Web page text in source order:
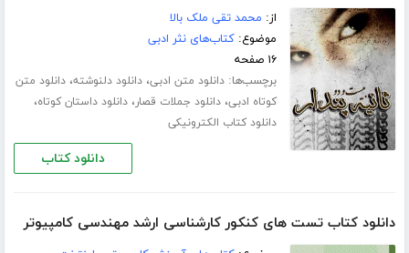
از: محمد تقی ملک بالا
موضوع:کتاب‌های نثر ادبی
۱۶ صفحه
برچسب‌ها:دانلود متن ادبی،دانلود دلنوشته،دانلود متن
کوتاه ادبی،دانلود جملات قصار،دانلود داستان کوتاه،
دانلود کتاب الکترونیکی
دانلود کتاب
دانلود کتاب تست های کنکور کارشناسی ارشد مهندسی کامپیوتر